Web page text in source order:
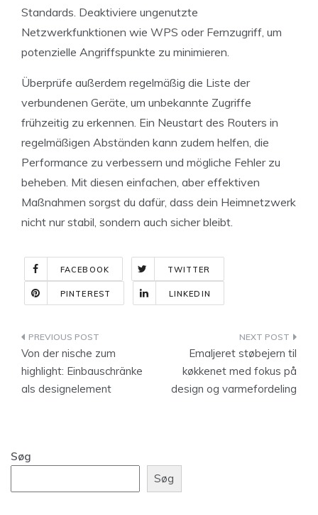
Standards. Deaktiviere ungenutzte
Netzwerkfunktionen wie WPS oder Fernzugriff, um
potenzielle Angriffspunkte zu minimieren.
Überprüfe außerdem regelmäßig die Liste der
verbundenen Geräte, um unbekannte Zugriffe
frühzeitig zu erkennen. Ein Neustart des Routers in
regelmäßigen Abständen kann zudem helfen, die
Performance zu verbessern und mögliche Fehler zu
beheben. Mit diesen einfachen, aber effektiven
Maßnahmen sorgst du dafür, dass dein Heimnetzwerk
nicht nur stabil, sondern auch sicher bleibt.
FACEBOOK TWITTER
PINTEREST LINKEDIN
Indlægsnavigation
Von der nische zum
highlight: Einbauschränke
als designelement
Emaljeret støbejern til
køkkenet med fokus på
design og varmefordeling
Søg
Søg